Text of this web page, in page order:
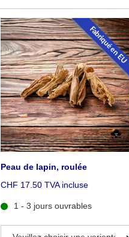
Fabriqué en EU
Peau de lapin, roulée
CHF 17.50 TVA incluse
1 - 3 jours ouvrables